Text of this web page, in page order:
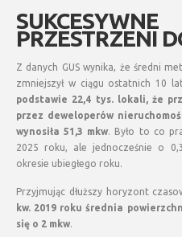
SUKCESYWNE
PRZESTRZENI
Z danych GUS wynika, że średni
zmniejszył w ciągu ostatnich 10
podstawie 22,4 tys. lokali, że
przez deweloperów
wynosiła 51,3 mkw. Było to co
2025 roku, ale jednocześnie o
okresie ubiegłego roku.
Przyjmując dłuższy horyzont
kw. 2019 roku średnia
się o 2 mkw.